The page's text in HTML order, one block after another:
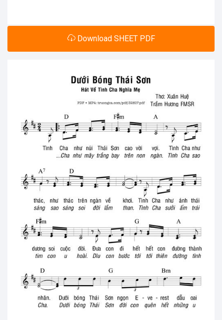
Download SHEET PDF